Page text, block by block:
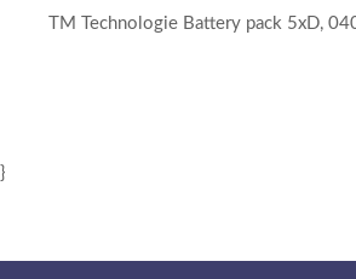
TM Technologie Battery pack 5xD,
}